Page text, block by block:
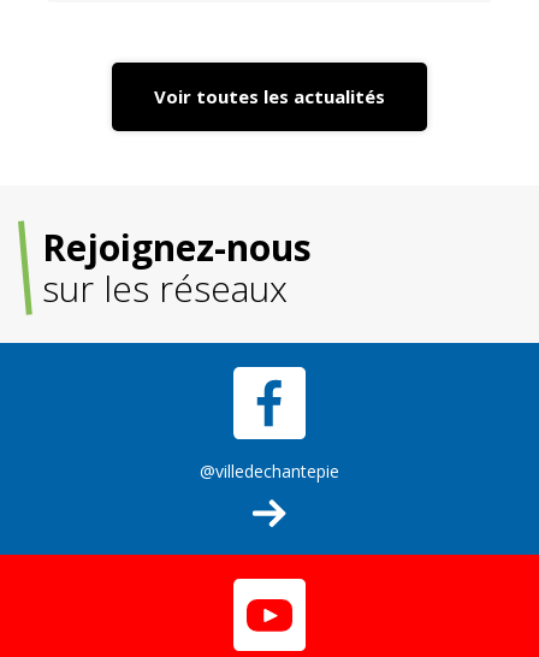
Voir toutes les actualités
Rejoignez-nous
sur les réseaux
@villedechantepie